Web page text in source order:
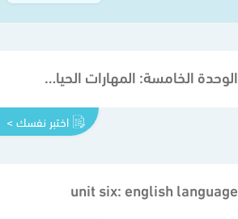
الوحدة الخامسة: المهارات الحياتية والأسرية
اختبر نفسك >
unit six: english language